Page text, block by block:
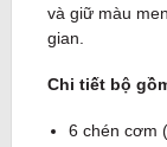
và giữ màu
gian.
Chi tiết bộ
6 chén cơm